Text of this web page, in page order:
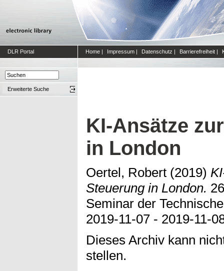
DLR Portal Home | Impressum | Datenschutz | Barrierefreiheit |
Erweiterte Suche
KI-Ansätze
in London
Oertel, Robert (2019)
Steuerung in London.
Seminar der
2019-11-07 - 2019-11-
Dieses Archiv kann
stellen.